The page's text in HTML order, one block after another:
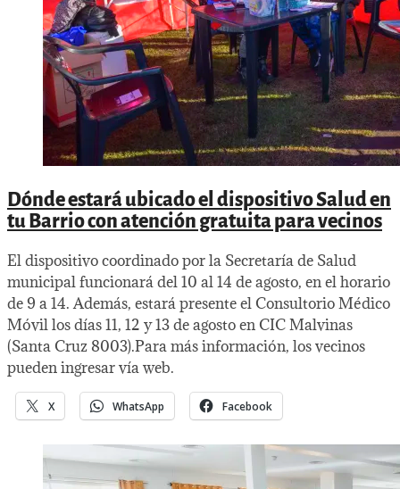
Dónde estará ubicado el dispositivo Salud en
tu Barrio con atención gratuita para vecinos
El dispositivo coordinado por la Secretaría de Salud
municipal funcionará del 10 al 14 de agosto, en el horario
de 9 a 14. Además, estará presente el Consultorio Médico
Móvil los días 11, 12 y 13 de agosto en CIC Malvinas
(Santa Cruz 8003).Para más información, los vecinos
pueden ingresar vía web.
X WhatsApp Facebook